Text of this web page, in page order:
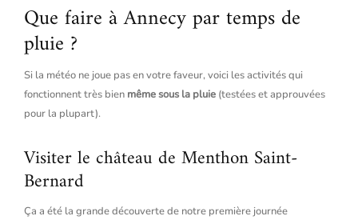
Que faire à Annecy par temps de
pluie ?
Si la météo ne joue pas en votre faveur, voici les activités qui
fonctionnent très bien même sous la pluie (testées et approuvées
pour la plupart).
Visiter le château de Menthon Saint-
Bernard
Ça a été la grande découverte de notre première journée